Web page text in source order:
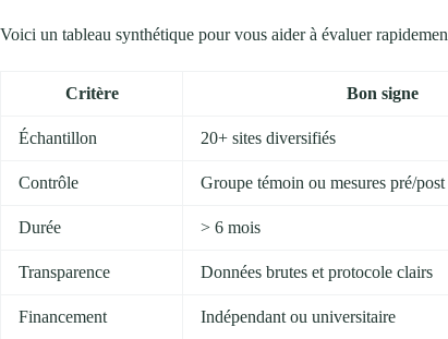
Voici un tableau synthétique pour vous aider à évaluer
Critère Bon signe
Échantillon 20+ sites diversifiés
Contrôle Groupe témoin ou mesures pré/post
Durée > 6 mois
Transparence Données brutes et protocole clairs
Financement Indépendant ou universitaire